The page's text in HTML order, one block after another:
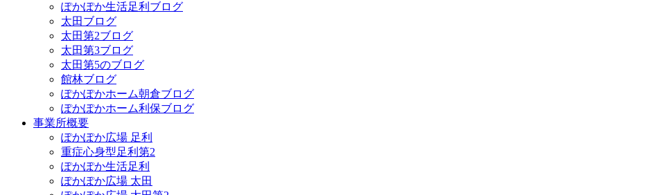
ぽかぽか生活足利ブログ
太田ブログ
太田第2ブログ
太田第3ブログ
太田第5のブログ
館林ブログ
ぽかぽかホーム朝倉ブログ
ぽかぽかホーム利保ブログ
事業所概要
ぽかぽか広場 足利
重症心身型足利第2
ぽかぽか生活足利
ぽかぽか広場 太田